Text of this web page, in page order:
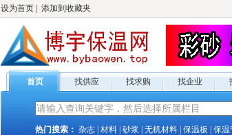
设为首页 添加到收藏夹
首页 找供应 找求购 找企业
热门搜索： 杂志 材料 砂浆 无机材料 保温板 保温